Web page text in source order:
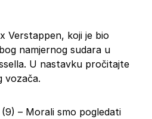
Verstappen, koji je bio
namjernog sudara u
U nastavku pročitajte
vozača.
(9) – Morali smo pogledati